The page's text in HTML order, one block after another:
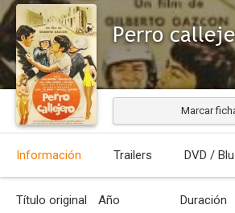
Perro
Marcar
Información Trailers DVD /
Título original Año Duración